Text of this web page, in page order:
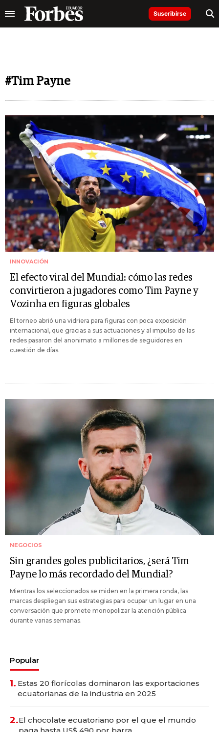
Suscribirse
#Tim Payne
INNOVACIÓN
El efecto viral del Mundial: cómo las redes
convirtieron a jugadores como Tim Payne y
Vozinha en figuras globales
El torneo abrió una vidriera para figuras con poca exposición
internacional, que gracias a sus actuaciones y al impulso de las
redes pasaron del anonimato a millones de seguidores en
cuestión de días.
NEGOCIOS
Sin grandes goles publicitarios, ¿será Tim
Payne lo más recordado del Mundial?
Mientras los seleccionados se miden en la primera ronda, las
marcas despliegan sus estrategias para ocupar un lugar en una
conversación que promete monopolizar la atención pública
durante varias semanas.
Popular
1. Estas 20 florícolas dominaron las exportaciones
ecuatorianas de la industria en 2025
2.El chocolate ecuatoriano por el que el mundo